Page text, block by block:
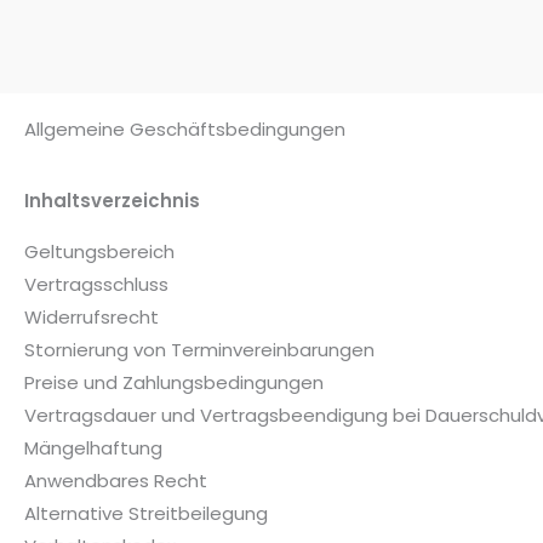
Allgemeine Geschäftsbedingungen
Inhaltsverzeichnis
Geltungsbereich
Vertragsschluss
Widerrufsrecht
Stornierung von Terminvereinbarungen
Preise und Zahlungsbedingungen
Vertragsdauer und Vertragsbeendigung bei
Mängelhaftung
Anwendbares Recht
Alternative Streitbeilegung